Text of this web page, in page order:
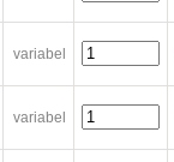
variabel
variabel